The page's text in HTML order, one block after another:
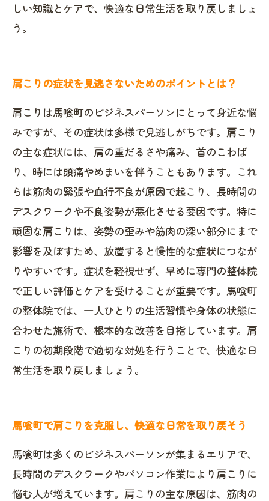
しい知識とケアで、快適な日常生活を取り戻しましょ
う。
肩こりの症状を見逃さないためのポイントとは？
肩こりは馬喰町のビジネスパーソンにとって身近な悩
みですが、その症状は多様で見逃しがちです。肩こり
の主な症状には、肩の重だるさや痛み、首のこわば
り、時には頭痛やめまいを伴うこともあります。これ
らは筋肉の緊張や血行不良が原因で起こり、長時間の
デスクワークや不良姿勢が悪化させる要因です。特に
頑固な肩こりは、姿勢の歪みや筋肉の深い部分にまで
影響を及ぼすため、放置すると慢性的な症状につなが
りやすいです。症状を軽視せず、早めに専門の整体院
で正しい評価とケアを受けることが重要です。馬喰町
の整体院では、一人ひとりの生活習慣や身体の状態に
合わせた施術で、根本的な改善を目指しています。肩
こりの初期段階で適切な対処を行うことで、快適な日
常生活を取り戻しましょう。
馬喰町で肩こりを克服し、快適な日常を取り戻そう
馬喰町は多くのビジネスパーソンが集まるエリアで、
長時間のデスクワークやパソコン作業により肩こりに
悩む人が増えています。肩こりの主な原因は、筋肉の